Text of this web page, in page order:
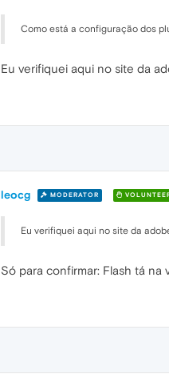
Como está a configuração dos
Eu verifiquei aqui no site da
leocg MODERATOR
Eu verifiquei aqui no site da
Só para confirmar: Flash tá